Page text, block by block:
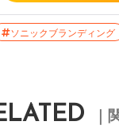
ソニックブランディング
｜